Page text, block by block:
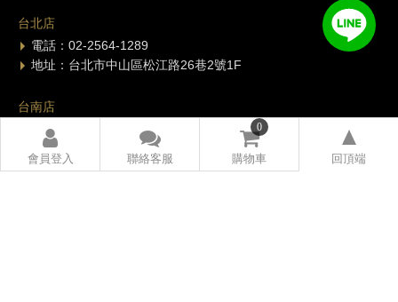
台北店
電話：02-2564-1289
地址：台北市中山區松江路26巷2號1F
台南店
電話：06-208-0909
地址：台南市東區長榮路二段282號
0